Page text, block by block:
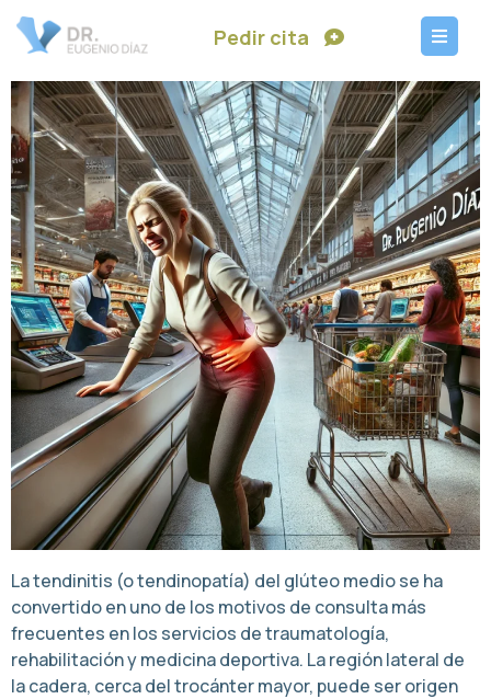
Pedir cita
La tendinitis (o tendinopatía) del glúteo medio se ha
convertido en uno de los motivos de consulta más
frecuentes en los servicios de traumatología,
rehabilitación y medicina deportiva. La región lateral de
la cadera, cerca del trocánter mayor, puede ser origen